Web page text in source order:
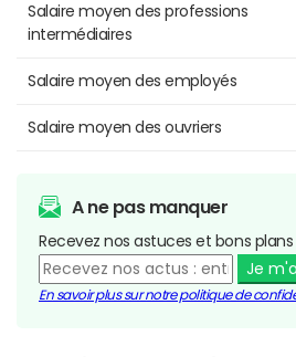
Salaire moyen des professions
intermédiaires
Salaire moyen des employés
Salaire moyen des ouvriers
A ne pas manquer
Recevez nos astuces et bons
Je
En savoir plus sur notre politique de